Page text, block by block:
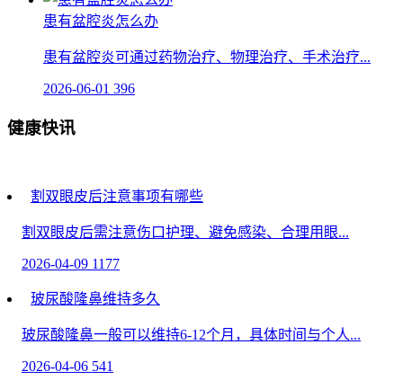
患有盆腔炎怎么办
患有盆腔炎可通过药物治疗、物理治疗、手术治疗...
2026-06-01 396
健康快讯
割双眼皮后注意事项有哪些
割双眼皮后需注意伤口护理、避免感染、合理用眼...
2026-04-09 1177
玻尿酸隆鼻维持多久
玻尿酸隆鼻一般可以维持6-12个月，具体时间与个人...
2026-04-06 541